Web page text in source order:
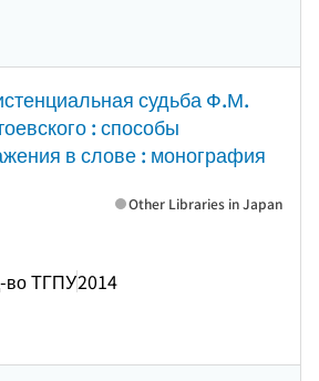
судьба Ф.М.
: способы
в слове : монография
во ТГПУ2014
Other Libraries in Japan